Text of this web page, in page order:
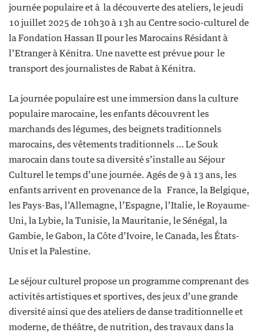
journée populaire et à la découverte des ateliers, le jeudi
10 juillet 2025 de 10h30 à 13h au Centre socio-culturel de
la Fondation Hassan II pour les Marocains Résidant à
l’Etranger à Kénitra. Une navette est prévue pour le
transport des journalistes de Rabat à Kénitra.
La journée populaire est une immersion dans la culture
populaire marocaine, les enfants découvrent les
marchands des légumes, des beignets traditionnels
marocains, des vêtements traditionnels … Le Souk
marocain dans toute sa diversité s’installe au Séjour
Culturel le temps d’une journée. Agés de 9 à 13 ans, les
enfants arrivent en provenance de la France, la Belgique,
les Pays-Bas, l’Allemagne, l’Espagne, l’Italie, le Royaume-
Uni, la Lybie, la Tunisie, la Mauritanie, le Sénégal, la
Gambie, le Gabon, la Côte d’Ivoire, le Canada, les États-
Unis et la Palestine.
Le séjour culturel propose un programme comprenant des
activités artistiques et sportives, des jeux d’une grande
diversité ainsi que des ateliers de danse traditionnelle et
moderne, de théâtre, de nutrition, des travaux dans la